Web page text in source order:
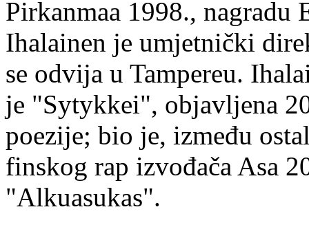
Pirkanmaa 1998.,
Ihalainen je umjetnički
se odvija u Tampereu.
je "Sytykkei", objavljena
poezije; bio je, između
finskog rap izvođača Asa
"Alkuasukas".